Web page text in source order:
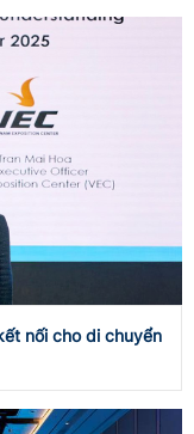
nối cho di chuyển